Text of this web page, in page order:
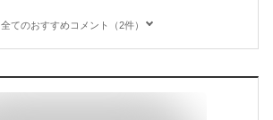
全てのおすすめコメント（2件）